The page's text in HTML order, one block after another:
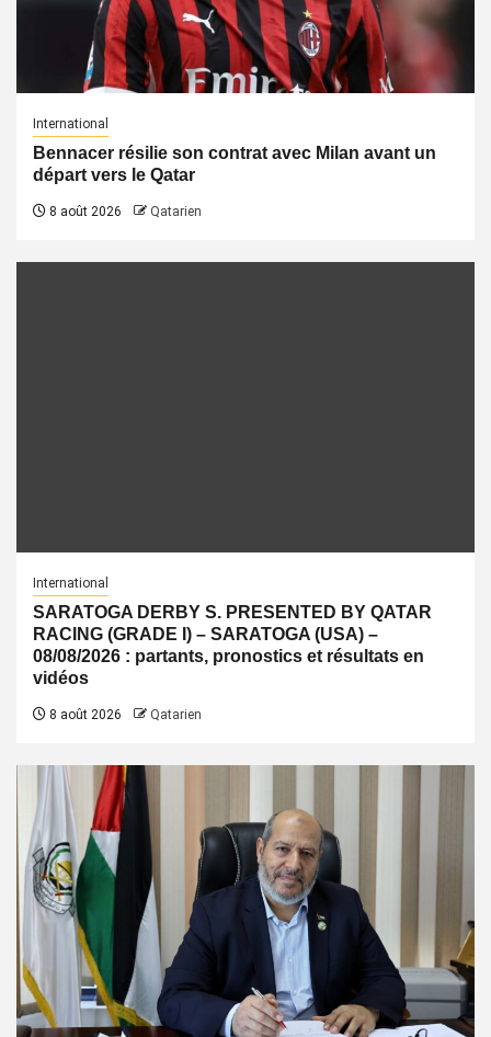
International
Bennacer résilie son contrat avec Milan avant un
départ vers le Qatar
8 août 2026 Qatarien
International
SARATOGA DERBY S. PRESENTED BY QATAR
RACING (GRADE I) – SARATOGA (USA) –
08/08/2026 : partants, pronostics et résultats en
vidéos
8 août 2026 Qatarien